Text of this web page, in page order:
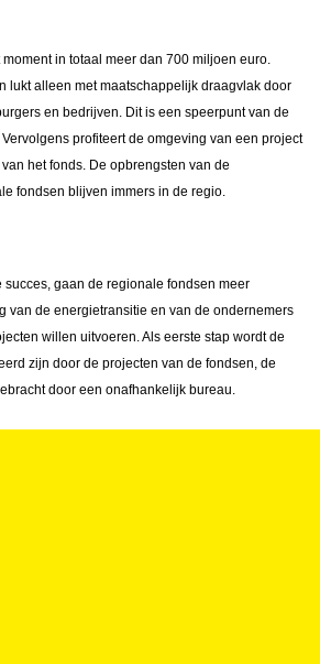
in totaal meer dan 700 miljoen euro.
lukt alleen met maatschappelijk draagvlak door
en bedrijven. Dit is een speerpunt van de
profiteert de omgeving van een project
het fonds. De opbrengsten van de
fondsen blijven immers in de regio.
gaan de regionale fondsen meer
van de energietransitie en van de ondernemers
willen uitvoeren. Als eerste stap wordt de
zijn door de projecten van de fondsen, de
door een onafhankelijk bureau.